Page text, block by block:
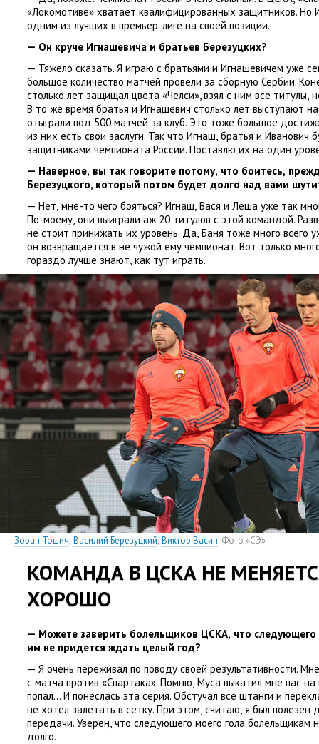
«Локомотиве» хватает квалифицированных защитников. Но
одним из лучших в премьер-лиге на своей позиции.
— Он круче Игнашевича и братьев Березуцких?
— Тяжело сказать. Я играю с братьями и Игнашевичем уже
большое количество матчей провели за сборную Сербии.
столько лет защищал цвета «Челси», взял с ним все титулы,
В то же время братья и Игнашевич столько лет выступают
отыграли под 500 матчей за клуб. Это тоже большое
из них есть свои заслуги. Так что Игнаш, братья и Иванович
защитниками чемпионата России. Поставлю их на один
— Наверное, вы так говорите потому, что боитесь,
Березуцкого, который потом будет долго над вами
— Нет, мне-то чего бояться? Игнаш, Вася и Леша уже так
По-моему, они выиграли аж 20 титулов с этой командой.
не стоит принижать их уровень. Да, Баня тоже много всего
он возвращается в не чужой ему чемпионат. Вот только
гораздо лучше знают, как тут играть.
Зоран Тошич, Василий Березуцкий, Виктор Васин. Фото «СЭ»
КОМАНДА В ЦСКА НЕ
ХОРОШО
— Можете заверить болельщиков ЦСКА, что следующего
им не придется ждать целый год?
— Я очень переживал по поводу своей результативности.
с матча против «Спартака». Помню, Муса выкатил мне пас на
попал… И понеслась эта серия. Обстучал все штанги и
не хотел залетать в сетку. При этом, считаю, я был полезен
передачи. Уверен, что следующего моего гола болельщикам
долго.